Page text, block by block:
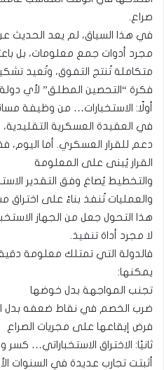
صراع.
في هذا السياق، لم يعد الحديث عن
مجرد أدوات جمع معلومات، بل
متكاملة تُنتج التفوق، وتُعيد
فكرة “التحصين المطلق” لأي
أولًا: الاستخبارات… من وظيفة
في العقيدة العسكرية التقليدية،
دعم للقرار العسكري. أما اليوم،
القرار يُبنى على المعلومة
والتخطيط يُصاغ وفق التقدير
والعمليات تُنفذ بناءً على اختراق
هذا التحول جعل من الجهاز
لا مجرد أداة تنفيذ.
فالدولة التي تمتلك معلومة
يمكنها:
تجنب المواجهة بدل خوضها
ضرب الخصم في نقاط ضعفه بدل
فرض إيقاعها على مجريات الصراع
ثانيًا: الاختراق الاستخباراتي…
أثبتت تجارب عديدة في السنوات